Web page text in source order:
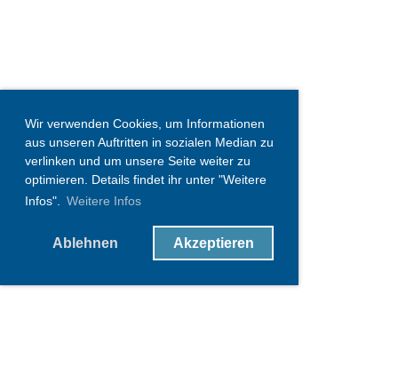
Wir verwenden Cookies, um Informationen
aus unseren Auftritten in sozialen Median zu
verlinken und um unsere Seite weiter zu
optimieren. Details findet ihr unter "Weitere
Infos". Weitere Infos
Ablehnen Akzeptieren